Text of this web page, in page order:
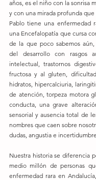
años, es el niño con la sonrisa
y con una mirada profunda que
Pablo tiene una enfermedad
una Encefalopatía que cursa
de la que poco sabemos
del desarrollo con rasgos
intelectual, trastornos
fructosa y al gluten,
hidratos, hipercalciuria,
de atención, torpeza motora
conducta, una grave
sensorial y ausencia total de
nombres que caen sobre
dudas, angustia e incertidumbre.
Nuestra historia se diferencia
medio millón de personas
enfermedad rara en